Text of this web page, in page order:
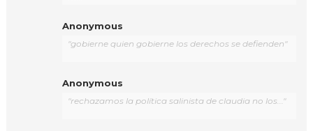
Anonymous
"gobierne quien gobierne los derechos se defienden"
Anonymous
"rechazamos la política salinista de claudia no los..."